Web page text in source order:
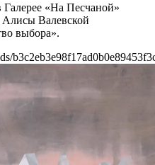
«На Песчаной»
Алисы Валевской
выбора».